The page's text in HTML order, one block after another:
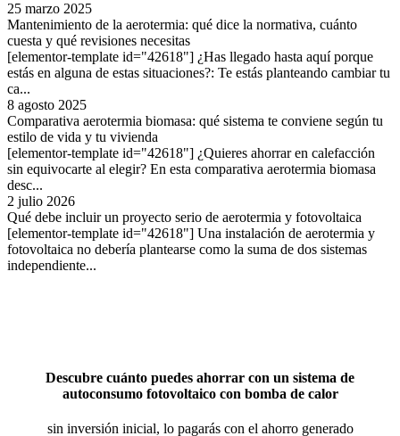
25 marzo 2025
Mantenimiento de la aerotermia: qué dice la normativa, cuánto
cuesta y qué revisiones necesitas
[elementor-template id="42618"] ¿Has llegado hasta aquí porque
estás en alguna de estas situaciones?: Te estás planteando cambiar tu
ca...
8 agosto 2025
Comparativa aerotermia biomasa: qué sistema te conviene según tu
estilo de vida y tu vivienda
[elementor-template id="42618"] ¿Quieres ahorrar en calefacción
sin equivocarte al elegir? En esta comparativa aerotermia biomasa
desc...
2 julio 2026
Qué debe incluir un proyecto serio de aerotermia y fotovoltaica
[elementor-template id="42618"] Una instalación de aerotermia y
fotovoltaica no debería plantearse como la suma de dos sistemas
independiente...
Descubre cuánto puedes ahorrar con un sistema de
autoconsumo fotovoltaico con bomba de calor
sin inversión inicial, lo pagarás con el ahorro generado